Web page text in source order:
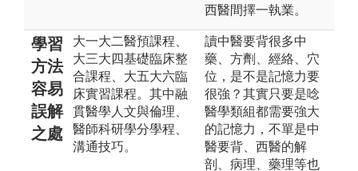
西醫間擇一執業。
學習
方法
容易
誤解
之處
大一大二醫預課程、
大三大四基礎臨床整
合課程、大五大六臨
床實習課程。其中融
貫醫學人文與倫理、
醫師科研學分學程、
溝通技巧。
讀中醫要背很多中
藥、方劑、經絡、穴
位，是不是記憶力要
很強？其實只要是唸
醫學類組都需要強大
的記憶力，不單是中
醫要背、西醫的解
剖、病理、藥理等也